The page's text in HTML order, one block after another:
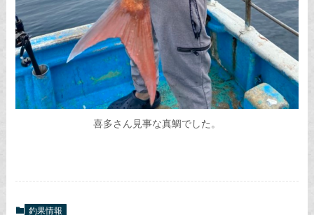
喜多さん見事な真鯛でした。
釣果情報